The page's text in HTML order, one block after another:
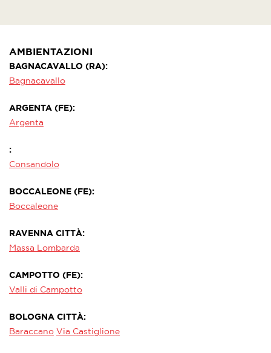
AMBIENTAZIONI
BAGNACAVALLO (RA)
Bagnacavallo
ARGENTA (FE)
Argenta
Consandolo
BOCCALEONE (FE)
Boccaleone
RAVENNA CITTÀ
Massa Lombarda
CAMPOTTO (FE)
Valli di Campotto
BOLOGNA CITTÀ
Baraccano Via Castiglione